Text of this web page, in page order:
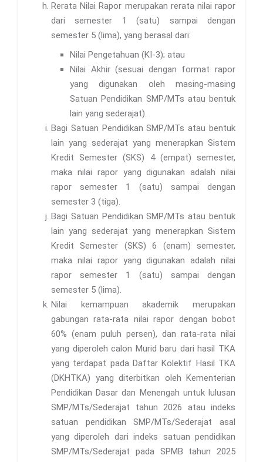
Rerata Nilai Rapor merupakan rerata nilai rapor
dari semester 1 (satu) sampai dengan
semester 5 (lima), yang berasal dari:
Nilai Pengetahuan (KI-3); atau
Nilai Akhir (sesuai dengan format rapor
yang digunakan oleh masing-masing
Satuan Pendidikan SMP/MTs atau bentuk
lain yang sederajat).
Bagi Satuan Pendidikan SMP/MTs atau bentuk
lain yang sederajat yang menerapkan Sistem
Kredit Semester (SKS) 4 (empat) semester,
maka nilai rapor yang digunakan adalah nilai
rapor semester 1 (satu) sampai dengan
semester 3 (tiga).
Bagi Satuan Pendidikan SMP/MTs atau bentuk
lain yang sederajat yang menerapkan Sistem
Kredit Semester (SKS) 6 (enam) semester,
maka nilai rapor yang digunakan adalah nilai
rapor semester 1 (satu) sampai dengan
semester 5 (lima).
Nilai kemampuan akademik merupakan
gabungan rata-rata nilai rapor dengan bobot
60% (enam puluh persen), dan rata-rata nilai
yang diperoleh calon Murid baru dari hasil TKA
yang terdapat pada Daftar Kolektif Hasil TKA
(DKHTKA) yang diterbitkan oleh Kementerian
Pendidikan Dasar dan Menengah untuk lulusan
SMP/MTs/Sederajat tahun 2026 atau indeks
satuan pendidikan SMP/MTs/Sederajat asal
yang diperoleh dari indeks satuan pendidikan
SMP/MTs/Sederajat pada SPMB tahun 2025